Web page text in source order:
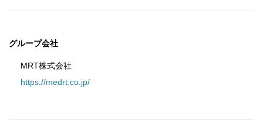
グループ会社
MRT株式会社
https://medrt.co.jp/